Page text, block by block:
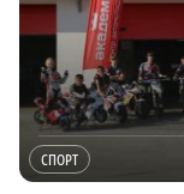
СПОРТ